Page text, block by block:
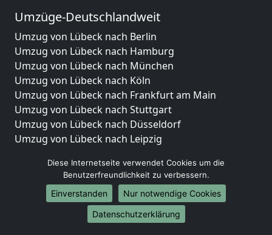
Umzüge-Deutschlandweit
Umzug von Lübeck nach Berlin
Umzug von Lübeck nach Hamburg
Umzug von Lübeck nach München
Umzug von Lübeck nach Köln
Umzug von Lübeck nach Frankfurt am Main
Umzug von Lübeck nach Stuttgart
Umzug von Lübeck nach Düsseldorf
Umzug von Lübeck nach Leipzig
Umzug von Lübeck nach Essen
Umzug von Lübeck nach Bremen
Umzug von Lübeck nach Dresden
Umzug von Lübeck nach Hannover
Umzug von Lübeck nach Nürnberg
Diese Internetseite verwendet Cookies um die
Benutzerfreundlichkeit zu verbessern.
Einverstanden
Nur notwendige Cookies
Datenschutzerklärung